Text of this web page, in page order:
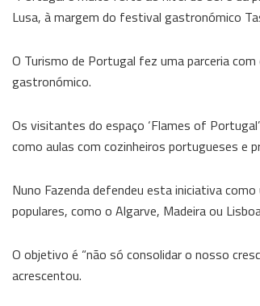
Lusa, à margem do festival gastronómico
O Turismo de Portugal fez uma parceria
gastronómico.
Os visitantes do espaço ‘Flames of
como aulas com cozinheiros portugueses e
Nuno Fazenda defendeu esta iniciativa
populares, como o Algarve, Madeira ou
O objetivo é “não só consolidar o nosso
acrescentou.